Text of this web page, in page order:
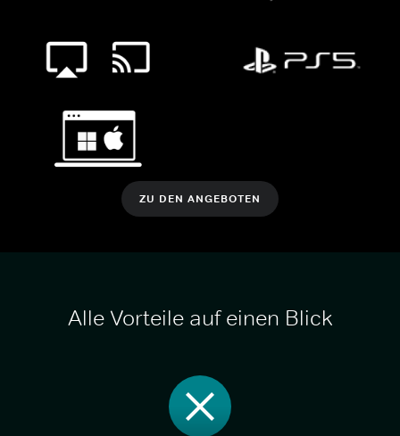
ZU DEN ANGEBOTEN
Alle Vorteile auf einen Blick